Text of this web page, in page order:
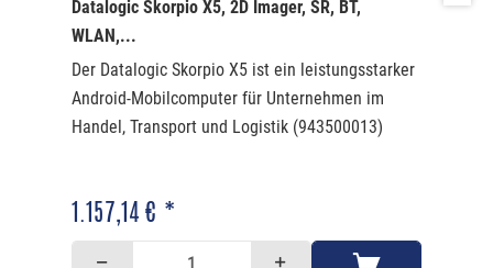
Datalogic Skorpio X5, 2D Imager, SR, BT,
WLAN,...
Der Datalogic Skorpio X5 ist ein leistungsstarker
Android-Mobilcomputer für Unternehmen im
Handel, Transport und Logistik (943500013)
1.157,14 € *